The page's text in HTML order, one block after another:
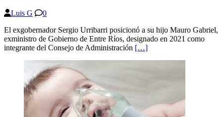
Luis G
0
El exgobernador Sergio Urribarri posicionó a su hijo Mauro Gabriel,
exministro de Gobierno de Entre Ríos, designado en 2021 como
integrante del Consejo de Administración […]